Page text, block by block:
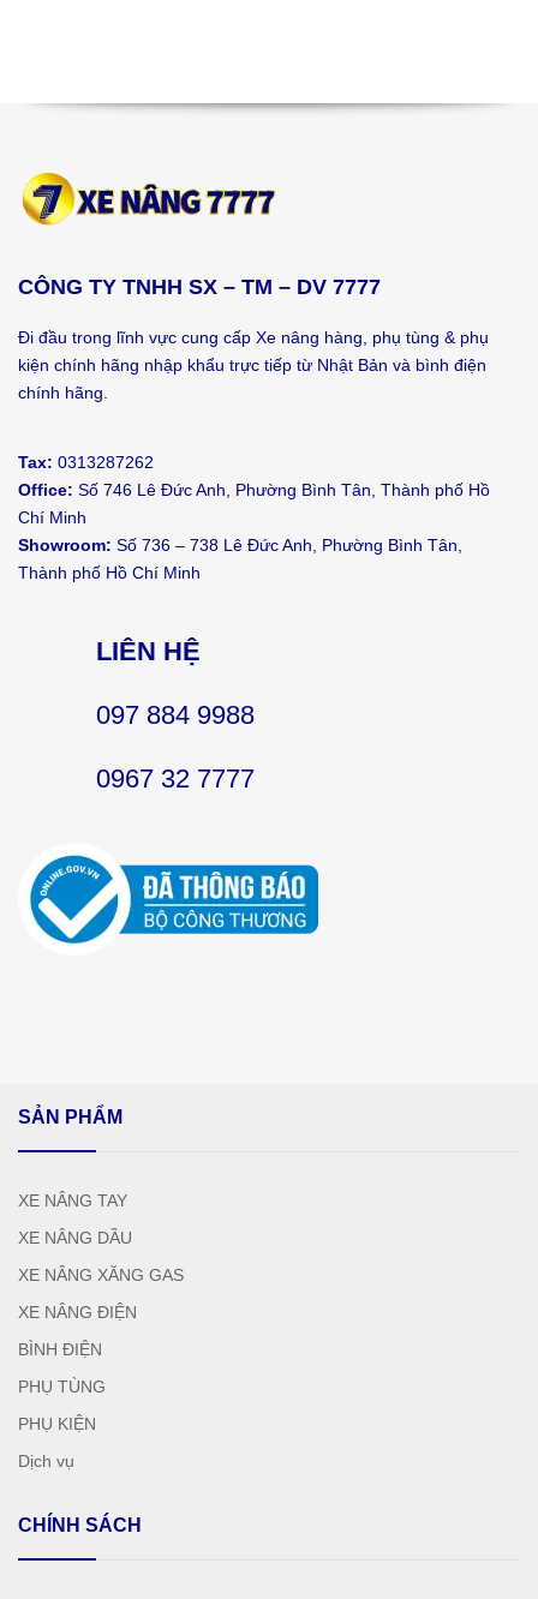
CÔNG TY TNHH SX – TM – DV 7777
Đi đầu trong lĩnh vực cung cấp Xe nâng hàng, phụ tùng & phụ
kiện chính hãng nhập khẩu trực tiếp từ Nhật Bản và bình điện
chính hãng.
Tax: 0313287262
Office: Số 746 Lê Đức Anh, Phường Bình Tân, Thành phố Hồ
Chí Minh
Showroom: Số 736 – 738 Lê Đức Anh, Phường Bình Tân,
Thành phố Hồ Chí Minh
LIÊN HỆ
097 884 9988
0967 32 7777
SẢN PHẨM
XE NÂNG TAY
XE NÂNG DẦU
XE NÂNG XĂNG GAS
XE NÂNG ĐIỆN
BÌNH ĐIỆN
PHỤ TÙNG
PHỤ KIỆN
Dịch vụ
CHÍNH SÁCH